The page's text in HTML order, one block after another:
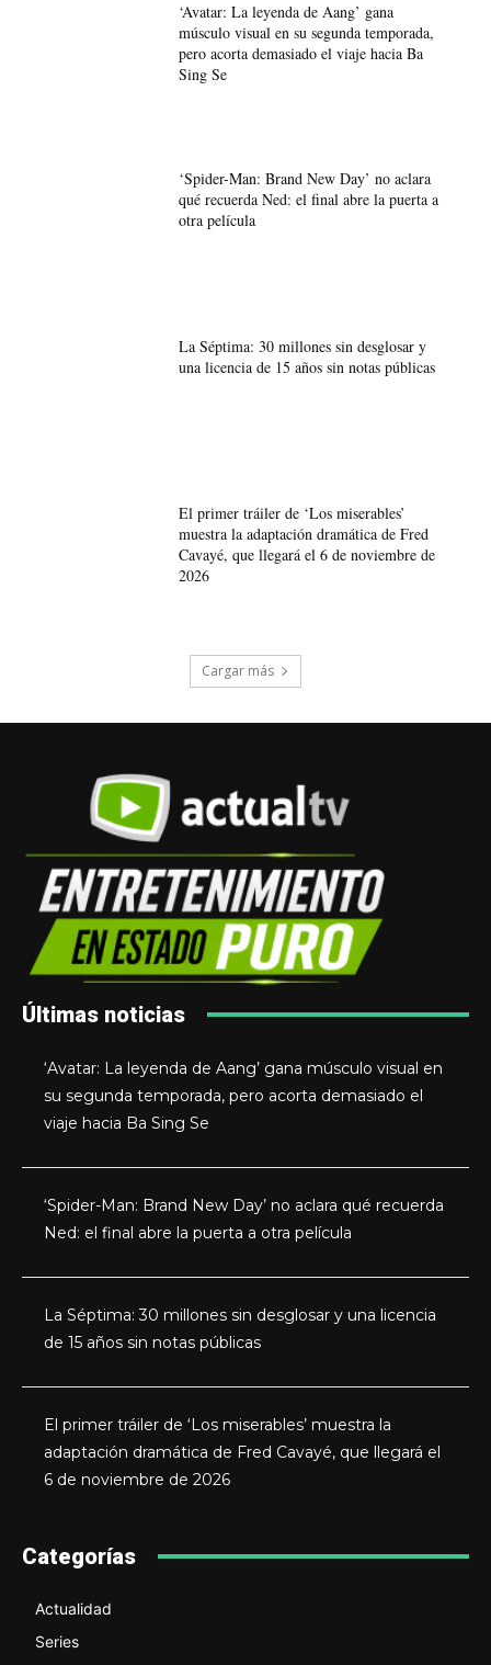
‘Avatar: La leyenda de Aang’ gana
músculo visual en su segunda temporada,
pero acorta demasiado el viaje hacia Ba
Sing Se
‘Spider-Man: Brand New Day’ no aclara
qué recuerda Ned: el final abre la puerta a
otra película
La Séptima: 30 millones sin desglosar y
una licencia de 15 años sin notas públicas
El primer tráiler de ‘Los miserables’
muestra la adaptación dramática de Fred
Cavayé, que llegará el 6 de noviembre de
2026
Cargar más
Últimas noticias
‘Avatar: La leyenda de Aang’ gana músculo visual en
su segunda temporada, pero acorta demasiado el
viaje hacia Ba Sing Se
‘Spider-Man: Brand New Day’ no aclara qué recuerda
Ned: el final abre la puerta a otra película
La Séptima: 30 millones sin desglosar y una licencia
de 15 años sin notas públicas
El primer tráiler de ‘Los miserables’ muestra la
adaptación dramática de Fred Cavayé, que llegará el
6 de noviembre de 2026
Categorías
Actualidad
Series